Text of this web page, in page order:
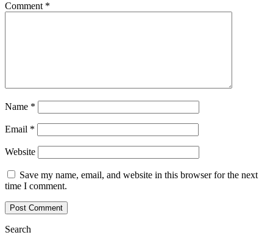
Comment *
Name *
Email *
Website
Save my name, email, and website in this browser for the next
time I comment.
Search